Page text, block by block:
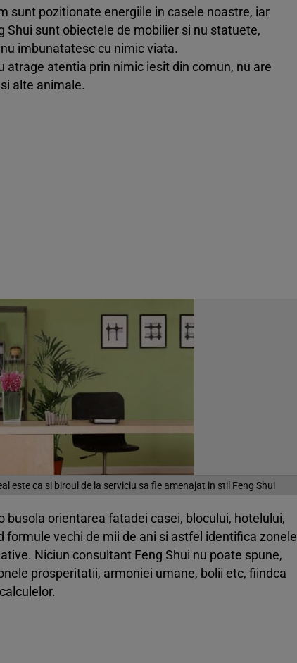
sunt pozitionate energiile in casele noastre, iar
Shui sunt obiectele de mobilier si nu statuete,
imbunatatesc cu nimic viata.
atrage atentia prin nimic iesit din comun, nu are
alte animale.
este ca si biroul de la serviciu sa fie amenajat in stil Feng Shui
busola orientarea fatadei casei, blocului, hotelului,
vechi de mii de ani si astfel identifica zonele
Niciun consultant Feng Shui nu poate spune,
prosperitatii, armoniei umane, bolii etc, fiindca